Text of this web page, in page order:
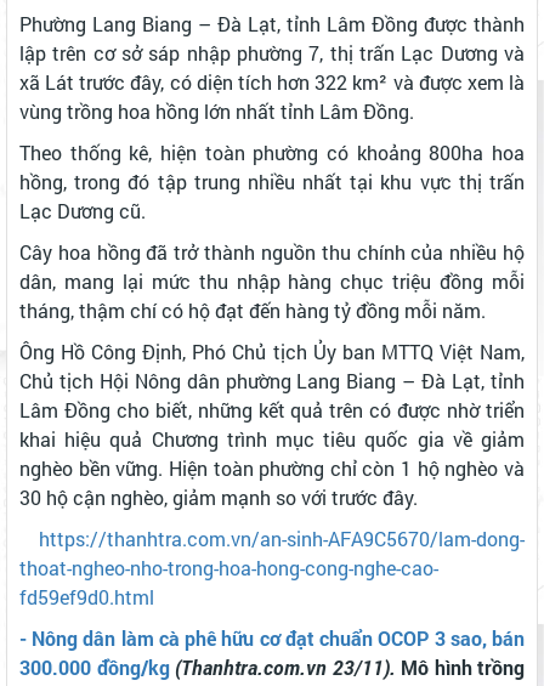
Phường Lang Biang – Đà Lạt, tỉnh Lâm Đồng được thành
lập trên cơ sở sáp nhập phường 7, thị trấn Lạc Dương và
xã Lát trước đây, có diện tích hơn 322 km² và được xem là
vùng trồng hoa hồng lớn nhất tỉnh Lâm Đồng.
Theo thống kê, hiện toàn phường có khoảng 800ha hoa
hồng, trong đó tập trung nhiều nhất tại khu vực thị trấn
Lạc Dương cũ.
Cây hoa hồng đã trở thành nguồn thu chính của nhiều hộ
dân, mang lại mức thu nhập hàng chục triệu đồng mỗi
tháng, thậm chí có hộ đạt đến hàng tỷ đồng mỗi năm.
Ông Hồ Công Định, Phó Chủ tịch Ủy ban MTTQ Việt Nam,
Chủ tịch Hội Nông dân phường Lang Biang – Đà Lạt, tỉnh
Lâm Đồng cho biết, những kết quả trên có được nhờ triển
khai hiệu quả Chương trình mục tiêu quốc gia về giảm
nghèo bền vững. Hiện toàn phường chỉ còn 1 hộ nghèo và
30 hộ cận nghèo, giảm mạnh so với trước đây.
https://thanhtra.com.vn/an-sinh-AFA9C5670/lam-dong-
thoat-ngheo-nho-trong-hoa-hong-cong-nghe-cao-
fd59ef9d0.html
- Nông dân làm cà phê hữu cơ đạt chuẩn OCOP 3 sao, bán
300.000 đồng/kg (Thanhtra.com.vn 23/11). Mô hình trồng